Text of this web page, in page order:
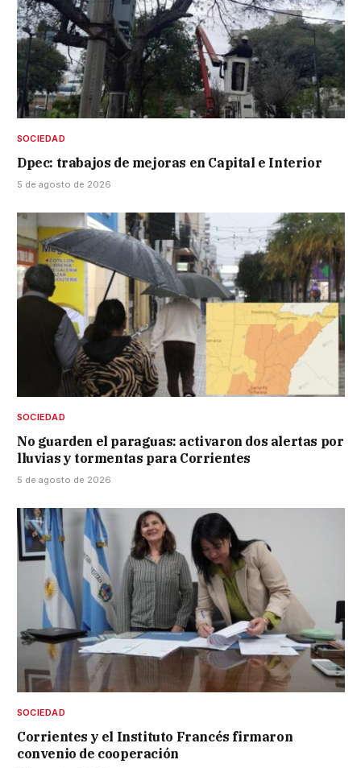
SOCIEDAD
Dpec: trabajos de mejoras en Capital e Interior
5 de agosto de 2026
SOCIEDAD
No guarden el paraguas: activaron dos alertas por
lluvias y tormentas para Corrientes
5 de agosto de 2026
SOCIEDAD
Corrientes y el Instituto Francés firmaron
convenio de cooperación